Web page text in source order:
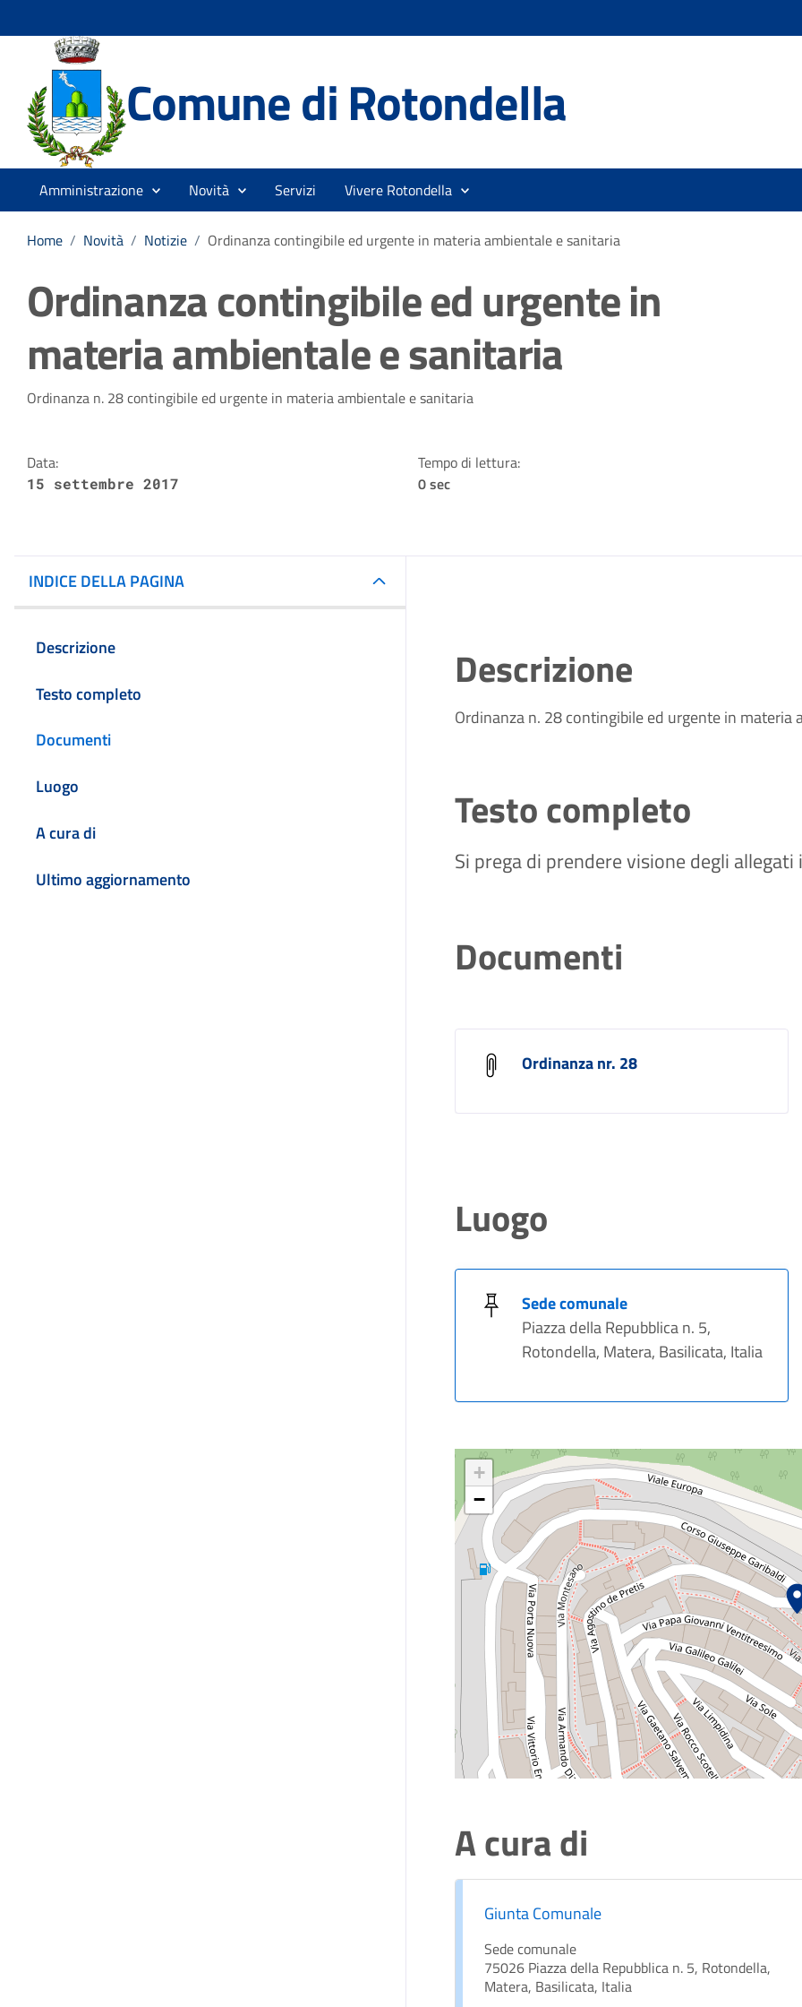
Comune di Rotondella
Amministrazione Novità Servizi Vivere Rotondella
Home / Novità / Notizie / Ordinanza contingibile ed urgente in materia ambientale e sanitaria
Ordinanza contingibile ed urgente in
materia ambientale e sanitaria
Dettagli della notizia
Ordinanza n. 28 contingibile ed urgente in materia ambientale e sanitaria
Data:
15 settembre 2017
Tempo di lettura:
0 sec
INDICE DELLA PAGINA
Descrizione
Testo completo
Documenti
Luogo
A cura di
Ultimo aggiornamento
Descrizione
Ordinanza n. 28 contingibile ed urgente in materia
Testo completo
Si prega di prendere visione degli
Documenti
Ordinanza nr. 28
Luogo
Sede comunale
Piazza della Repubblica n. 5,
Rotondella, Matera, Basilicata, Italia
+
−
A cura di
Giunta Comunale
Sede comunale
75026 Piazza della Repubblica n. 5, Rotondella,
Matera, Basilicata, Italia